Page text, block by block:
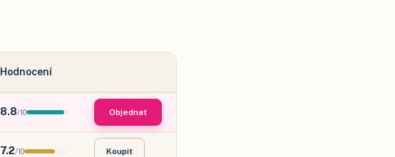
Hodnocení
8.8/10 Objednat
7.2/10 Koupit